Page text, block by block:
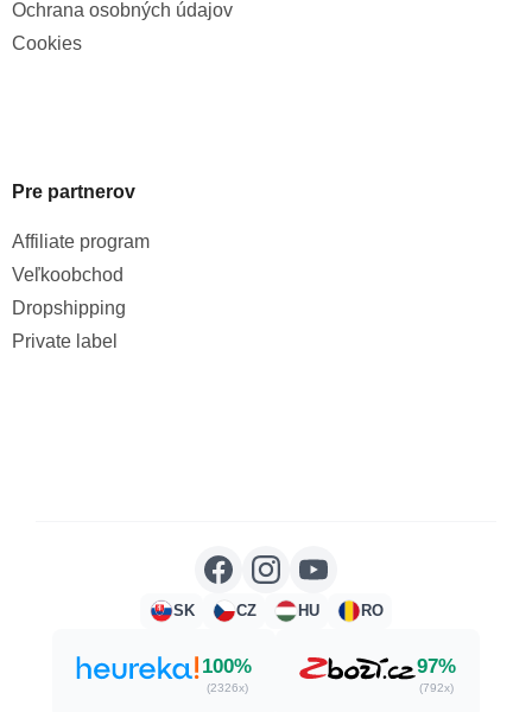
Ochrana osobných údajov
Cookies
Pre partnerov
Affiliate program
Veľkoobchod
Dropshipping
Private label
SK CZ HU RO
100%
(2326x)
97%
(792x)